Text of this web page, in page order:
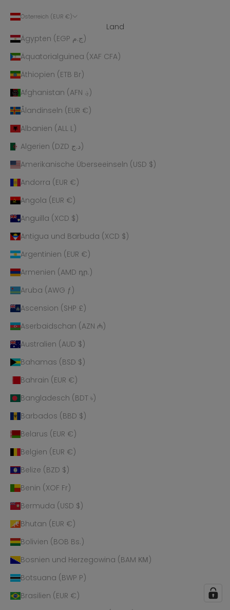
Österreich (EUR €)
Land
Ägypten (EGP ج.م)
Äquatorialguinea (XAF CFA)
Äthiopien (ETB Br)
Afghanistan (AFN ؋)
Ålandinseln (EUR €)
Albanien (ALL L)
Algerien (DZD د.ج)
Amerikanische Überseeinseln (USD $)
Andorra (EUR €)
Angola (EUR €)
Anguilla (XCD $)
Antigua und Barbuda (XCD $)
Argentinien (EUR €)
Armenien (AMD դր.)
Aruba (AWG ƒ)
Ascension (SHP £)
Aserbaidschan (AZN ₼)
Australien (AUD $)
Bahamas (BSD $)
Bahrain (EUR €)
Bangladesch (BDT ৳)
Barbados (BBD $)
Belarus (EUR €)
Belgien (EUR €)
Belize (BZD $)
Benin (XOF Fr)
Bermuda (USD $)
Bhutan (EUR €)
Bolivien (BOB Bs.)
Bosnien und Herzegowina (BAM КМ)
Botsuana (BWP P)
Brasilien (EUR €)